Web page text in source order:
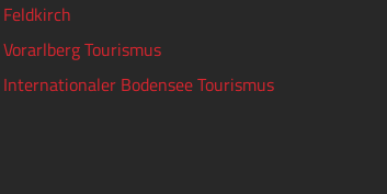
Feldkirch
Vorarlberg Tourismus
Internationaler Bodensee Tourismus